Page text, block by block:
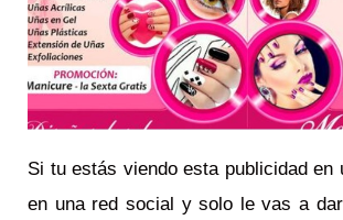
Si tu estás viendo esta publicidad en
en una red social y solo le vas a